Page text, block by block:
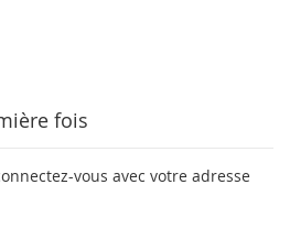
fois
vous avec votre adresse